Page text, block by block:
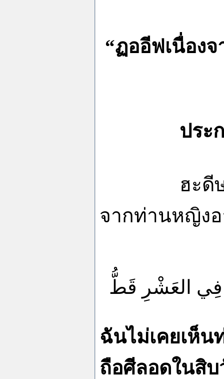
“ฏออีฟเนื่อง
ประ
ฮะดี
จากท่านหญิง
فِي العَشْرِ قَطُّ
ฉันไม่เคยเห็
ถือศีลอดในสิบ